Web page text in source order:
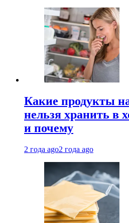
Какие продукты
нельзя хранить в
и почему
2 года ago2 года ago